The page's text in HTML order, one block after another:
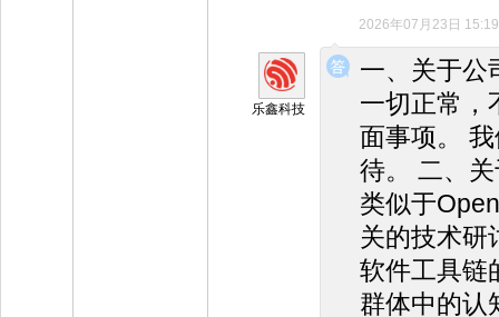
2026年07月23日 15:19
◆
◆
乐鑫科技
一、关于公
一切正常，
面事项。
待。 二、
类似于
关的技术研
软件工具链
群体中的认